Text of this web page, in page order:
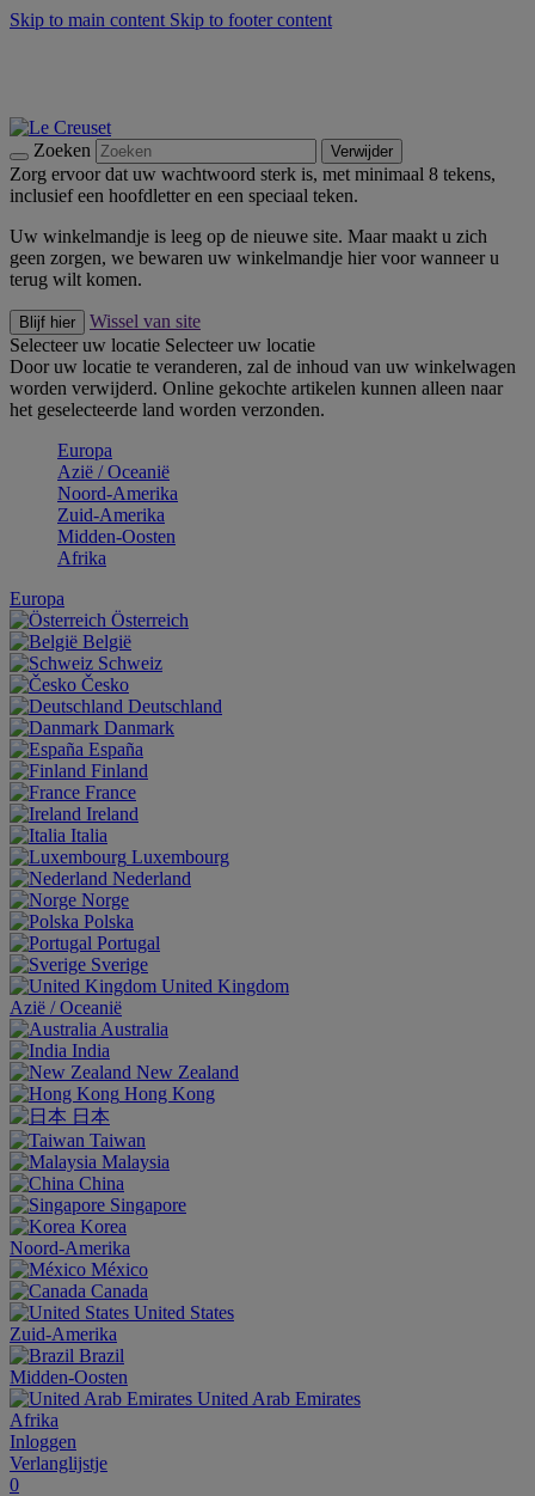
Skip to main content Skip to footer content
Zoeken Verwijder
Zorg ervoor dat uw wachtwoord sterk is, met minimaal 8 tekens,
inclusief een hoofdletter en een speciaal teken.
Uw winkelmandje is leeg op de nieuwe site. Maar maakt u zich
geen zorgen, we bewaren uw winkelmandje hier voor wanneer u
terug wilt komen.
Blijf hier
Wissel van site
Selecteer uw locatie Selecteer uw locatie
Door uw locatie te veranderen, zal de inhoud van uw winkelwagen
worden verwijderd. Online gekochte artikelen kunnen alleen naar
het geselecteerde land worden verzonden.
Europa
Aziё / Oceaniё
Noord-Amerika
Zuid-Amerika
Midden-Oosten
Afrika
Europa
Österreich
België
Schweiz
Česko
Deutschland
Danmark
España
Finland
France
Ireland
Italia
Luxembourg
Nederland
Norge
Polska
Portugal
Sverige
United Kingdom
Aziё / Oceaniё
Australia
India
New Zealand
Hong Kong
日本
Taiwan
Malaysia
China
Singapore
Korea
Noord-Amerika
México
Canada
United States
Zuid-Amerika
Brazil
Midden-Oosten
United Arab Emirates
Afrika
Inloggen
Verlanglijstje
0